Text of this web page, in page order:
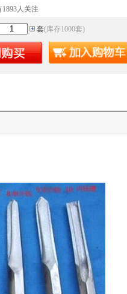
1893人关注
套(库存1000套)